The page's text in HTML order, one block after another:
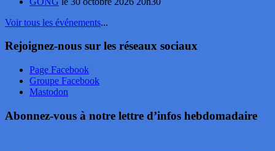
Voir tous les événements...
Rejoignez-nous sur les réseaux sociaux
Page Facebook
Groupe Facebook
Mastodon
Abonnez-vous à notre lettre d’infos hebdomadaire